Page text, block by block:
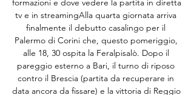
formazioni e dove vedere la partita in diretta
tv e in streamingAlla quarta giornata arriva
finalmente il debutto casalingo per il
Palermo di Corini che, questo pomeriggio,
alle 18, 30 ospita la Feralpisalò. Dopo il
pareggio esterno a Bari, il turno di riposo
contro il Brescia (partita da recuperare in
data ancora da fissare) e la vittoria di Reggio